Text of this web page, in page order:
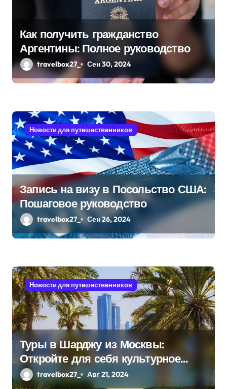
п
и
с
м
Как получить гражданство
Аргентины: Полное руководство
travelbox27_ Сен 30, 2024
Новости для путешественников
Запись на визу в Посольство США:
Пошаговое руководство
travelbox27_ Сен 26, 2024
Новости для путешественников
Туры в Шарджу из Москвы:
Откройте для себя культурное
сердце ОАЭ
travelbox27_ Авг 21, 2024